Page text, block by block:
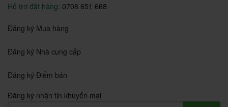
Hỗ trợ đặt hàng: 0708 651 668
Đăng ký Mua hàng
Đăng ký Nhà cung cấp
Đăng ký Điểm bán
Đăng ký nhận tin khuyến mại